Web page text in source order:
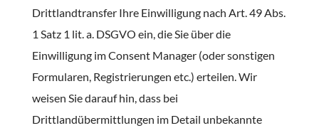
Drittlandtransfer Ihre Einwilligung nach Art. 49 Abs.
1 Satz 1 lit. a. DSGVO ein, die Sie über die
Einwilligung im Consent Manager (oder sonstigen
Formularen, Registrierungen etc.) erteilen. Wir
weisen Sie darauf hin, dass bei
Drittlandübermittlungen im Detail unbekannte